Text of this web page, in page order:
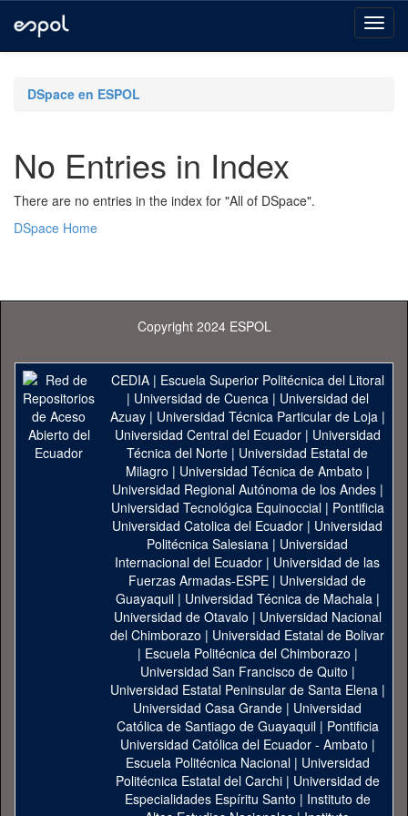
navigationDSpace en ESPOL
No Entries in Index
There are no entries in the index for "All of DSpace".
DSpace Home
Copyright 2024 ESPOL
CEDIA| Escuela Superior Politécnica del Litoral
| Universidad de Cuenca| Universidad del
Azuay| Universidad Técnica Particular de Loja|
Universidad Central del Ecuador| Universidad
Técnica del Norte | Universidad Estatal de
Milagro | Universidad Técnica de Ambato |
Universidad Regional Autónoma de los Andes|
Universidad Tecnológica Equinoccial| Pontificia
Universidad Catolica del Ecuador | Universidad
Politécnica Salesiana | Universidad
Internacional del Ecuador | Universidad de las
Fuerzas Armadas-ESPE | Universidad de
Guayaquil| Universidad Técnica de Machala|
Universidad de Otavalo | Universidad Nacional
del Chimborazo | Universidad Estatal de Bolivar
| Escuela Politécnica del Chimborazo |
Universidad San Francisco de Quito |
Universidad Estatal Peninsular de Santa Elena|
Universidad Casa Grande | Universidad
Católica de Santiago de Guayaquil| Pontificia
Universidad Católica del Ecuador - Ambato |
Escuela Politécnica Nacional| Universidad
Politécnica Estatal del Carchi| Universidad de
Especialidades Espíritu Santo | Instituto de